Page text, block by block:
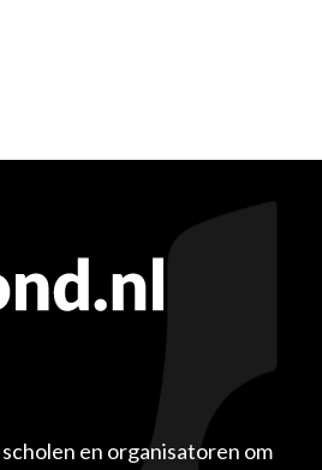
en organisatoren om